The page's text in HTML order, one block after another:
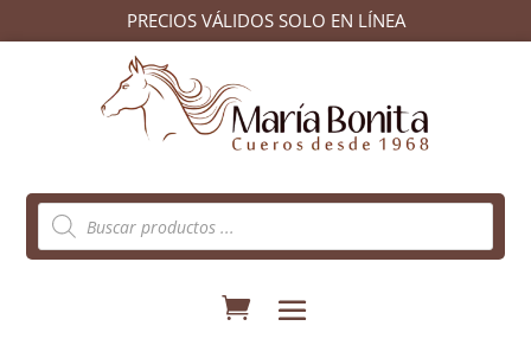
PRECIOS VÁLIDOS SOLO EN LÍNEA
Búsqueda
de
productos